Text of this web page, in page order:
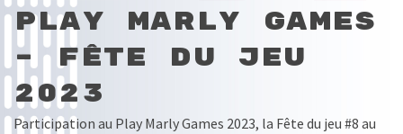
Play Marly Games
– Fête du jeu
2023
Participation au Play Marly Games 2023, la Fête du jeu #8 au